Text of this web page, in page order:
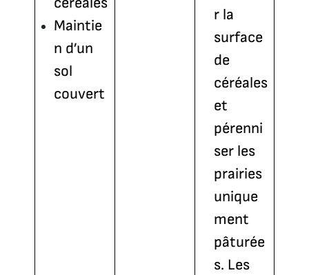
Maintie
n d’un
sol
couvert
r la
surface
de
céréales
et
pérenni
ser les
prairies
unique
ment
pâturée
s. Les